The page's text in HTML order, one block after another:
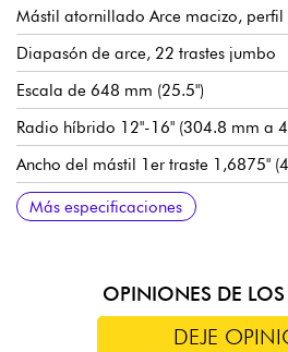
Mástil atornillado Arce macizo, perfil
Diapasón de arce, 22 trastes jumbo
Escala de 648 mm (25.5")
Radio híbrido 12"-16" (304.8 mm a
Ancho del mástil 1er traste 1,6875"
Pastillas de doble bobina Jackson J-
(mástil)
Volumen general
Tono maestro
Selector de pastillas de 3 posiciones
Trémolo Floyd Rose 1000 de doble
Mecánicas Jackson Sealed Die-Cast
Acabado brillante del cuerpo
Mástil satinado
Más especificaciones
OPINIONES DE
DEJE